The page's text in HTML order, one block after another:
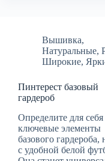
Вышивка,
Натуральные,
Широкие,
Пинтерест базовый
гардероб
Определите для себя
ключевые элементы
базового гардероба,
с удобной белой